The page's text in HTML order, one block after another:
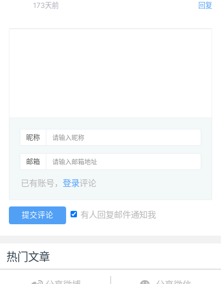
173天前 回复
昵称
邮箱
已有账号，登录评论
提交评论 有人回复邮件通知我
热门文章